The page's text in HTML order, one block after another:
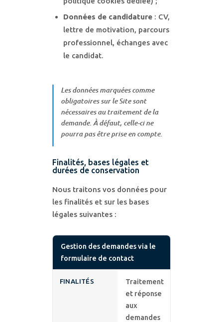
Données de candidature: CV,
lettre de motivation, parcours
professionnel, échanges avec
le candidat.
Les données marquées comme
obligatoires sur le Site sont
nécessaires au traitement de la
demande. À défaut, celle-ci ne
pourra pas être prise en compte.
Finalités, bases légales et
durées de conservation
Nous traitons vos données pour
les finalités et sur les bases
légales suivantes :
Gestion des demandes via le
formulaire de contact
FINALITÉS
Traitement
et réponse
aux
demandes